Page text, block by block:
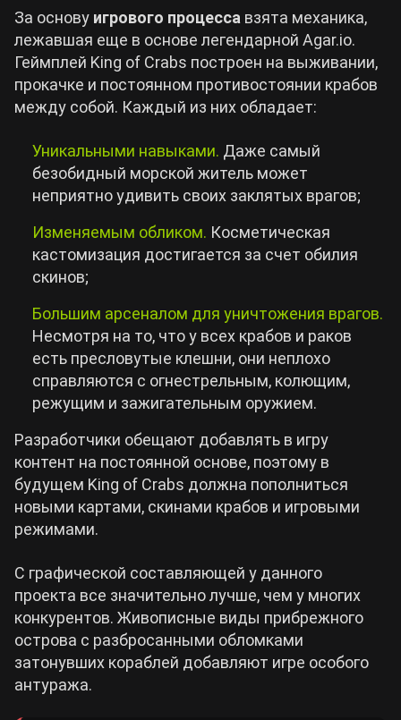
За основу игрового процесса взята механика,
лежавшая еще в основе легендарной Agar.io.
Геймплей King of Crabs построен на выживании,
прокачке и постоянном противостоянии крабов
между собой. Каждый из них обладает:
Уникальными навыками. Даже самый
безобидный морской житель может
неприятно удивить своих заклятых врагов;
Изменяемым обликом. Косметическая
кастомизация достигается за счет обилия
скинов;
Большим арсеналом для уничтожения врагов.
Несмотря на то, что у всех крабов и раков
есть пресловутые клешни, они неплохо
справляются с огнестрельным, колющим,
режущим и зажигательным оружием.
Разработчики обещают добавлять в игру
контент на постоянной основе, поэтому в
будущем King of Crabs должна пополниться
новыми картами, скинами крабов и игровыми
режимами.
С графической составляющей у данного
проекта все значительно лучше, чем у многих
конкурентов. Живописные виды прибрежного
острова с разбросанными обломками
затонувших кораблей добавляют игре особого
антуража.